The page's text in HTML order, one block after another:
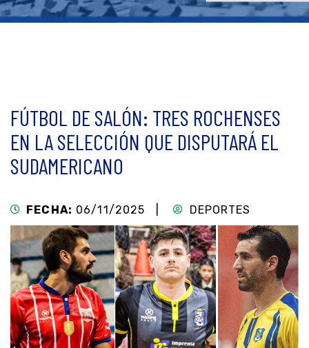
FÚTBOL DE SALÓN: TRES ROCHENSES
EN LA SELECCIÓN QUE DISPUTARÁ EL
SUDAMERICANO
FECHA: 06/11/2025 | DEPORTES